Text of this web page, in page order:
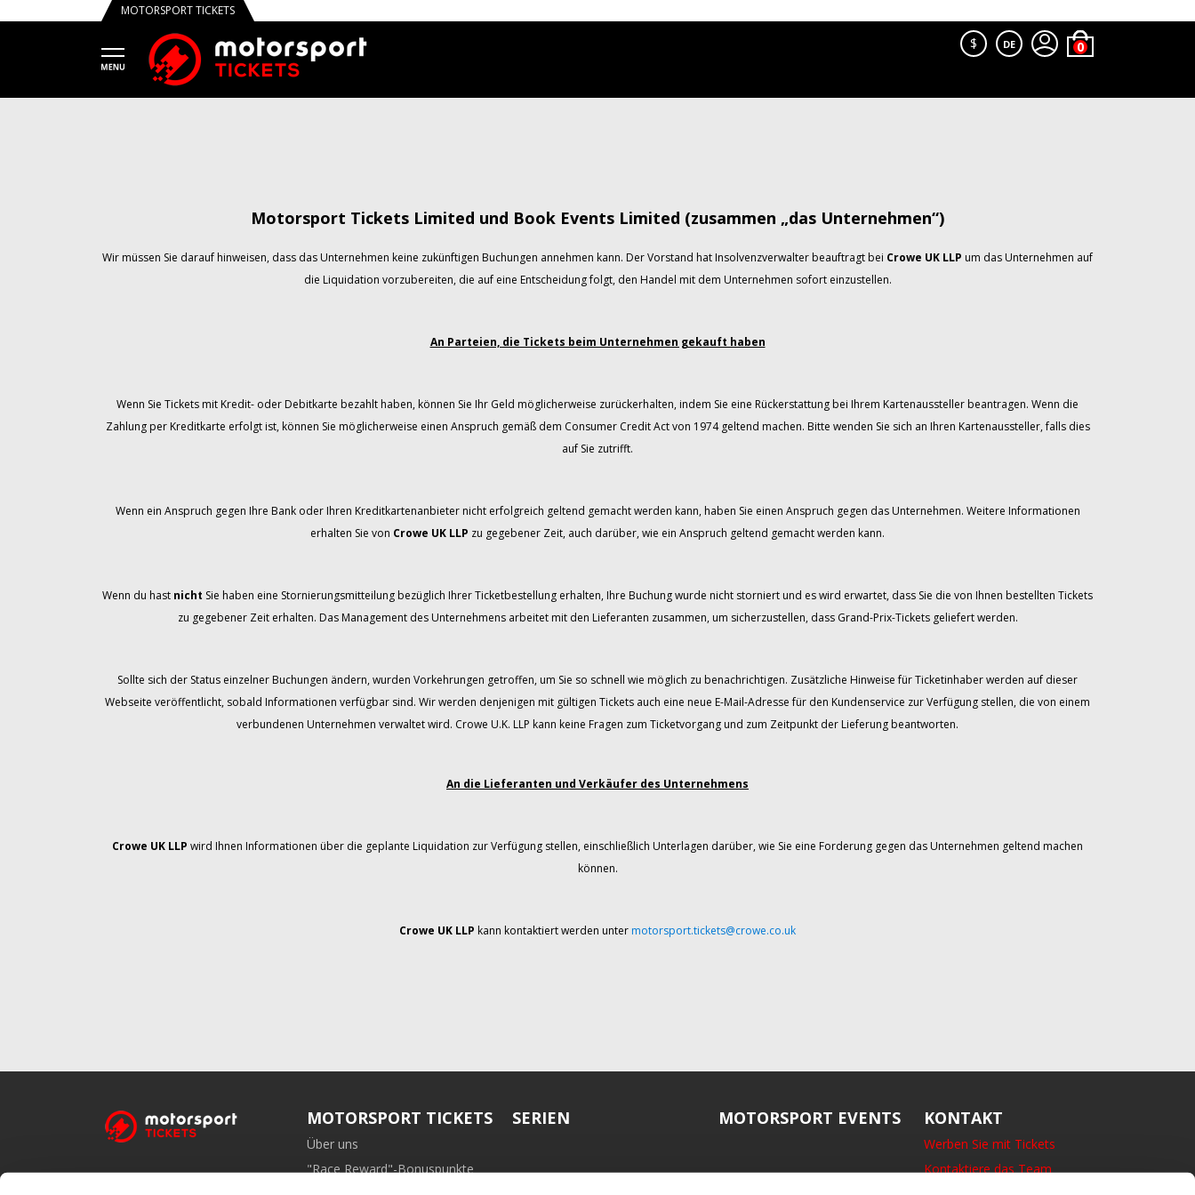
MOTORSPORT TICKETS
$ DE
Motorsport Tickets Limited und Book Events Limited (zusammen „das Unternehmen“)
Wir müssen Sie darauf hinweisen, dass das Unternehmen keine zukünftigen Buchungen annehmen kann. Der Vorstand hat Insolvenzverwalter beauftragt bei Crowe UK LLP um das Unternehmen auf
die Liquidation vorzubereiten, die auf eine Entscheidung folgt, den Handel mit dem Unternehmen sofort einzustellen.
An Parteien, die Tickets beim Unternehmen gekauft haben
Wenn Sie Tickets mit Kredit- oder Debitkarte bezahlt haben, können Sie Ihr Geld möglicherweise zurückerhalten, indem Sie eine Rückerstattung bei Ihrem Kartenaussteller beantragen. Wenn die
Zahlung per Kreditkarte erfolgt ist, können Sie möglicherweise einen Anspruch gemäß dem Consumer Credit Act von 1974 geltend machen. Bitte wenden Sie sich an Ihren Kartenaussteller, falls dies
auf Sie zutrifft.
Wenn ein Anspruch gegen Ihre Bank oder Ihren Kreditkartenanbieter nicht erfolgreich geltend gemacht werden kann, haben Sie einen Anspruch gegen das Unternehmen. Weitere Informationen
erhalten Sie von Crowe UK LLP zu gegebener Zeit, auch darüber, wie ein Anspruch geltend gemacht werden kann.
Wenn du hast nicht Sie haben eine Stornierungsmitteilung bezüglich Ihrer Ticketbestellung erhalten, Ihre Buchung wurde nicht storniert und es wird erwartet, dass Sie die von Ihnen bestellten Tickets
zu gegebener Zeit erhalten. Das Management des Unternehmens arbeitet mit den Lieferanten zusammen, um sicherzustellen, dass Grand-Prix-Tickets geliefert werden.
Sollte sich der Status einzelner Buchungen ändern, wurden Vorkehrungen getroffen, um Sie so schnell wie möglich zu benachrichtigen. Zusätzliche Hinweise für Ticketinhaber werden auf dieser
Webseite veröffentlicht, sobald Informationen verfügbar sind. Wir werden denjenigen mit gültigen Tickets auch eine neue E-Mail-Adresse für den Kundenservice zur Verfügung stellen, die von einem
verbundenen Unternehmen verwaltet wird. Crowe U.K. LLP kann keine Fragen zum Ticketvorgang und zum Zeitpunkt der Lieferung beantworten.
An die Lieferanten und Verkäufer des Unternehmens
Crowe UK LLP wird Ihnen Informationen über die geplante Liquidation zur Verfügung stellen, einschließlich Unterlagen darüber, wie Sie eine Forderung gegen das Unternehmen geltend machen
können.
Crowe UK LLP kann kontaktiert werden unter motorsport.tickets@crowe.co.uk
MOTORSPORT TICKETS
Über uns
"Race Reward"-Bonuspunkte
SERIEN MOTORSPORT EVENTS KONTAKT
Werben Sie mit Tickets
Kontaktiere das Team